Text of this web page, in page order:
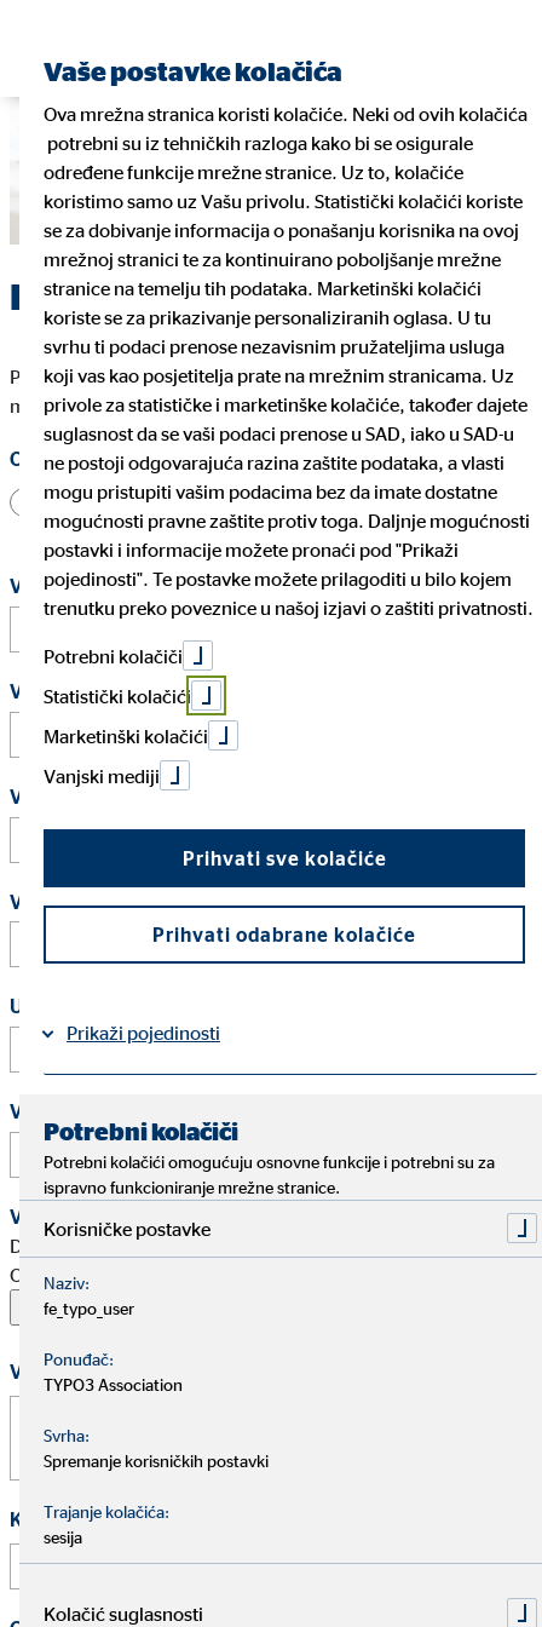
Prijavi se odmah
Polja označena znakom * moraju biti ispunjena kako bismo
mogli obraditi Vašu prijavu.
Oslovljavanje
Gospodin Gospođa Drugo
Vaše ime*
Vaše prezime *
Vaša e-mail adresa*
Vaš telefon
U kojoj regiji želite postati aktivni?
Veza na Vaš profil (e.B. LinkedIn)
Vaša dokumentacija za natječaj
Dopušteni formati: PDF, Word, ZIP, OpenOffice,
OpenDocument, JPG, PNG, BMP | Maksimalno 20 MB
Vaša poruka
Kako ste čuli za nas?
Vaše postavke kolačića
Ova mrežna stranica koristi kolačiće. Neki od ovih kolačića
potrebni su iz tehničkih razloga kako bi se osigurale
određene funkcije mrežne stranice. Uz to, kolačiće
koristimo samo uz Vašu privolu. Statistički kolačići koriste
se za dobivanje informacija o ponašanju korisnika na ovoj
mrežnoj stranici te za kontinuirano poboljšanje mrežne
stranice na temelju tih podataka. Marketinški kolačići
koriste se za prikazivanje personaliziranih oglasa. U tu
svrhu ti podaci prenose nezavisnim pružateljima usluga
koji vas kao posjetitelja prate na mrežnim stranicama. Uz
privole za statističke i marketinške kolačiće, također dajete
suglasnost da se vaši podaci prenose u SAD, iako u SAD-u
ne postoji odgovarajuća razina zaštite podataka, a vlasti
mogu pristupiti vašim podacima bez da imate dostatne
mogućnosti pravne zaštite protiv toga. Daljnje mogućnosti
postavki i informacije možete pronaći pod "Prikaži
pojedinosti". Te postavke možete prilagoditi u bilo kojem
trenutku preko poveznice u našoj izjavi o zaštiti privatnosti.
Potrebni kolačiči
Statistički kolačići
Marketinški kolačići
Vanjski mediji
Prihvati sve kolačiće
Prihvati odabrane kolačiće
Prikaži pojedinosti
Potrebni kolačiči
Potrebni kolačići omogućuju osnovne funkcije i potrebni su za
ispravno funkcioniranje mrežne stranice.
Korisničke postavke
Naziv:
fe_typo_user
Ponuđač:
TYPO3 Association
Svrha:
Spremanje korisničkih postavki
Trajanje kolačića:
sesija
Kolačić suglasnosti